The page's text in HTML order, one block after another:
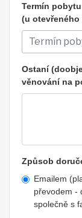
Termín pobytu
(u otevřeného
Ostaní
věnování na
Způsob
Emailem
převodem -
společně s